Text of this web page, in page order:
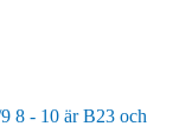
8 - 10 är B23 och